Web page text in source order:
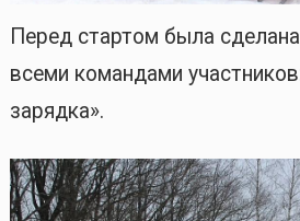
Перед стартом была
всеми командами
зарядка».